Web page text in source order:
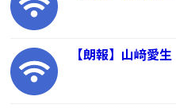
【朗報】山﨑愛